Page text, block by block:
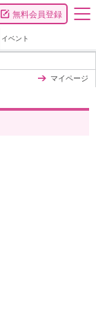
無料会員登録
イベント
マイページ